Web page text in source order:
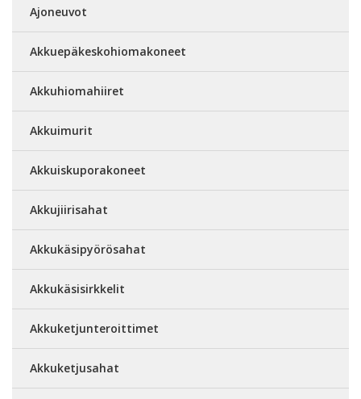
Ajoneuvot
Akkuepäkeskohiomakoneet
Akkuhiomahiiret
Akkuimurit
Akkuiskuporakoneet
Akkujiirisahat
Akkukäsipyörösahat
Akkukäsisirkkelit
Akkuketjunteroittimet
Akkuketjusahat